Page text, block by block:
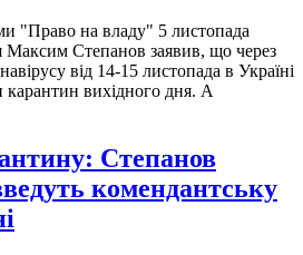
"Право на владу" 5 листопада
Максим Степанов заявив, що через
від 14-15 листопада в Україні
карантин вихідного дня. А
Степанов
комендантську